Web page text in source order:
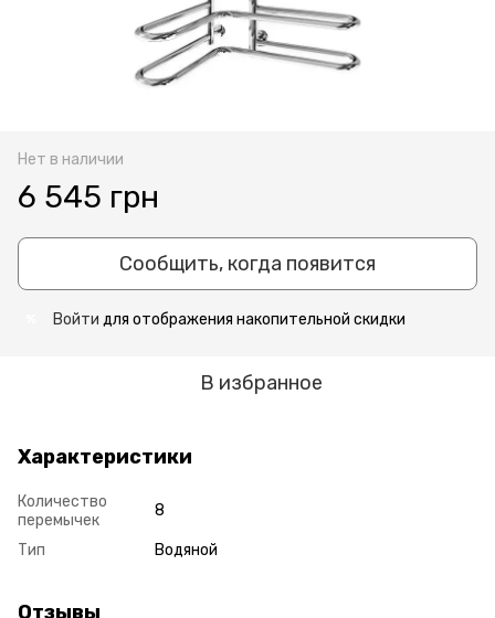
Нет в наличии
6 545 грн
Сообщить, когда появится
Войти для отображения накопительной скидки
В избранное
Характеристики
Количество
перемычек
8
Тип Водяной
Отзывы